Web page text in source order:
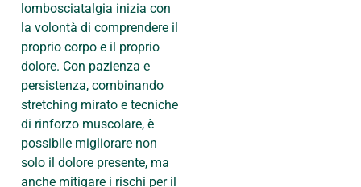
lombosciatalgia inizia con
la volontà di comprendere il
proprio corpo e il proprio
dolore. Con pazienza e
persistenza, combinando
stretching mirato e tecniche
di rinforzo muscolare, è
possibile migliorare non
solo il dolore presente, ma
anche mitigare i rischi per il